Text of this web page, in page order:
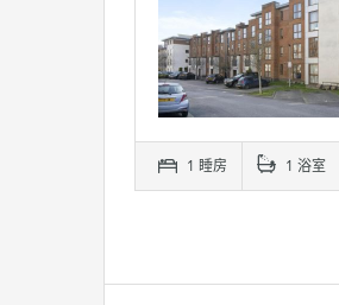
1 睡房 1 浴室